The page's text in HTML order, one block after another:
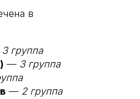
в
3 группа
— 3 группа
— 2 группа